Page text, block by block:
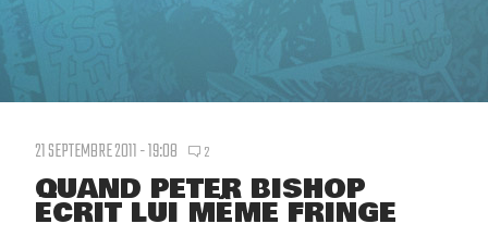
21 SEPTEMBRE 2011 - 19:08 2
QUAND PETER BISHOP
ÉCRIT LUI MÊME FRINGE